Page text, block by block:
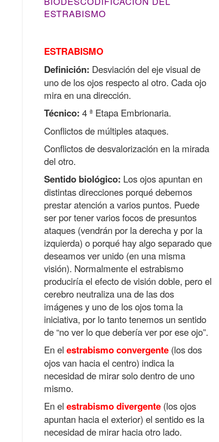
ESTRABISMO
ESTRABISMO
Definición: Desviación del eje visual de
uno de los ojos respecto al otro. Cada ojo
mira en una dirección.
Técnico: 4 ª Etapa Embrionaria.
Conflictos de múltiples ataques.
Conflictos de desvalorización en la mirada
del otro.
Sentido biológico: Los ojos apuntan en
distintas direcciones porqué debemos
prestar atención a varios puntos. Puede
ser por tener varios focos de presuntos
ataques (vendrán por la derecha y por la
izquierda) o porqué hay algo separado que
deseamos ver unido (en una misma
visión). Normalmente el estrabismo
produciría el efecto de visión doble, pero el
cerebro neutraliza una de las dos
imágenes y uno de los ojos toma la
iniciativa, por lo tanto tenemos un sentido
de “no ver lo que debería ver por ese ojo”.
En el estrabismo convergente (los dos
ojos van hacia el centro) indica la
necesidad de mirar solo dentro de uno
mismo.
En el estrabismo divergente (los ojos
apuntan hacia el exterior) el sentido es la
necesidad de mirar hacia otro lado.